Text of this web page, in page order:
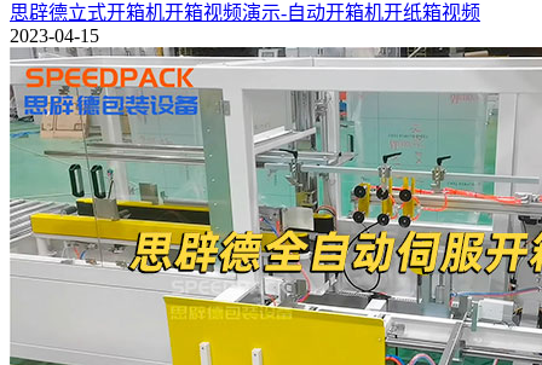
思辟德立式开箱机开箱视频演示-自动开箱机开纸箱视频
2023-04-15